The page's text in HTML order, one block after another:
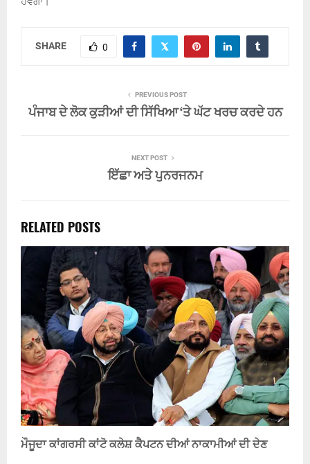
SHARE 0
PREVIOUS POST
ਪੰਜਾਬ ਦੇ ਲੋਕ ਕੁੜੀਆਂ ਦੀ ਸਿੱਖਿਆ ‘ਤੇ ਘੱਟ ਖਰਚ ਕਰਦੇ ਹਨ
NEXT POST
ਇੱਛਾ ਅਤੇ ਪੁਨਰਜਨਮ
RELATED POSTS
ਮੌਜੂਦਾ ਕਾਂਗਰਸੀ ਕਾਂਟੋ ਕਲੇਸ਼ ਕੈਪਟਨ ਦੀਆਂ ਨਾਕਾਮੀਆਂ ਦੀ ਦੇਣ